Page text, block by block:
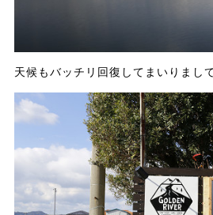
天候もバッチリ回復してまいりまし